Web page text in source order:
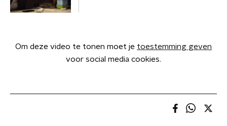
Om deze video te tonen moet je toestemming geven
voor social media cookies.